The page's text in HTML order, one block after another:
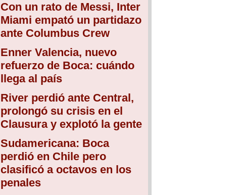
Con un rato de Messi, Inter
Miami empató un partidazo
ante Columbus Crew
Enner Valencia, nuevo
refuerzo de Boca: cuándo
llega al país
River perdió ante Central,
prolongó su crisis en el
Clausura y explotó la gente
Sudamericana: Boca
perdió en Chile pero
clasificó a octavos en los
penales